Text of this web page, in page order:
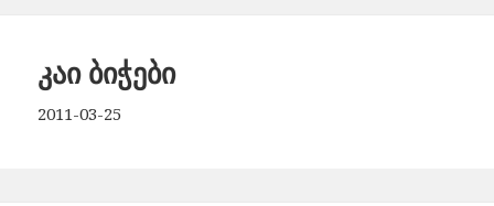
კაი ბიჭები
2011-03-25